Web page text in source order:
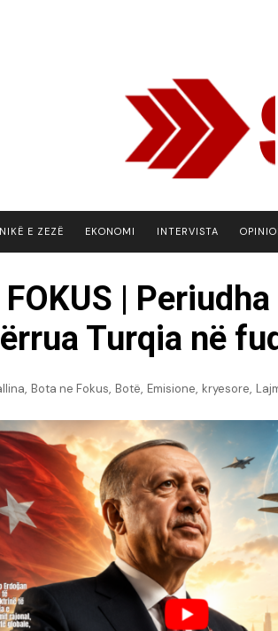
E ZEZË EKONOMI INTERVISTA
| Periudha
Turqia në
, Bota ne Fokus, Botë, Emisione, kryesore,